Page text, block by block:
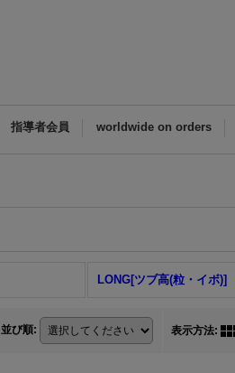
指導者会員 worldwide on orders
LONG[ツブ高(粒・イボ)]
並び順: 表示方法: